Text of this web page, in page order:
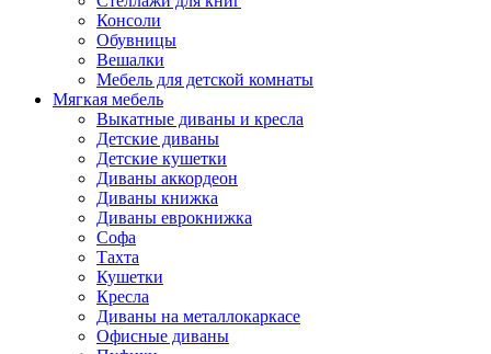
Консоли
Обувницы
Вешалки
Мебель для детской комнаты
Мягкая мебель
Выкатные диваны и кресла
Детские диваны
Детские кушетки
Диваны аккордеон
Диваны книжка
Диваны еврокнижка
Софа
Тахта
Кушетки
Кресла
Диваны на металлокаркасе
Офисные диваны